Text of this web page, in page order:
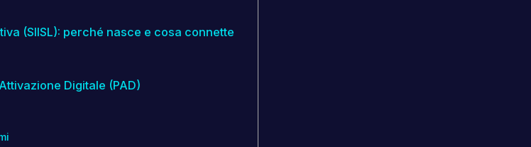
(SIISL): perché nasce e cosa connette
Digitale (PAD)